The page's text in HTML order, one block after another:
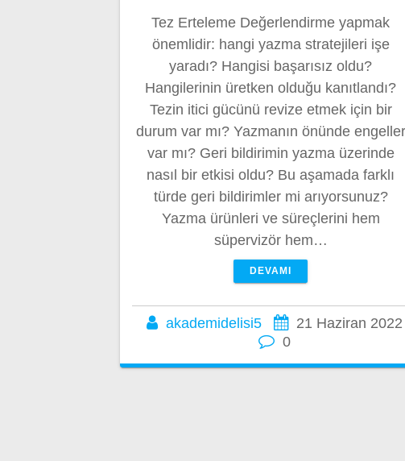
Tez Erteleme Değerlendirme yapmak
önemlidir: hangi yazma stratejileri işe
yaradı? Hangisi başarısız oldu?
Hangilerinin üretken olduğu kanıtlandı?
Tezin itici gücünü revize etmek için bir
durum var mı? Yazmanın önünde engeller
var mı? Geri bildirimin yazma üzerinde
nasıl bir etkisi oldu? Bu aşamada farklı
türde geri bildirimler mi arıyorsunuz?
Yazma ürünleri ve süreçlerini hem
süpervizör hem…
DEVAMI
akademidelisi5
21 Haziran 2022
0